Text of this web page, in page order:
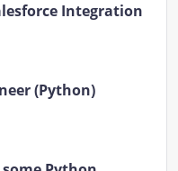
Integration
(Python)